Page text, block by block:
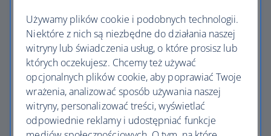
Najwyższe standardy
Loty z British Airways to coś więcej niż podróż z
jednego miejsca do drugiego.
Odkryj udogodnienia
Używamy plików cookie i podobnych technologii.
Niektóre z nich są niezbędne do działania naszej
witryny lub świadczenia usług, o które prosisz lub
których oczekujesz. Chcemy też używać
opcjonalnych plików cookie, aby poprawiać Twoje
wrażenia, analizować sposób używania naszej
witryny, personalizować treści, wyświetlać
odpowiednie reklamy i udostępniać funkcje